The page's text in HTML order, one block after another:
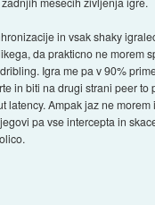
in vsak shaky
da prakticno ne morem
Igra me pa v 90%
in biti na drugi strani peer to
Ampak jaz ne
pa vse intercepta in